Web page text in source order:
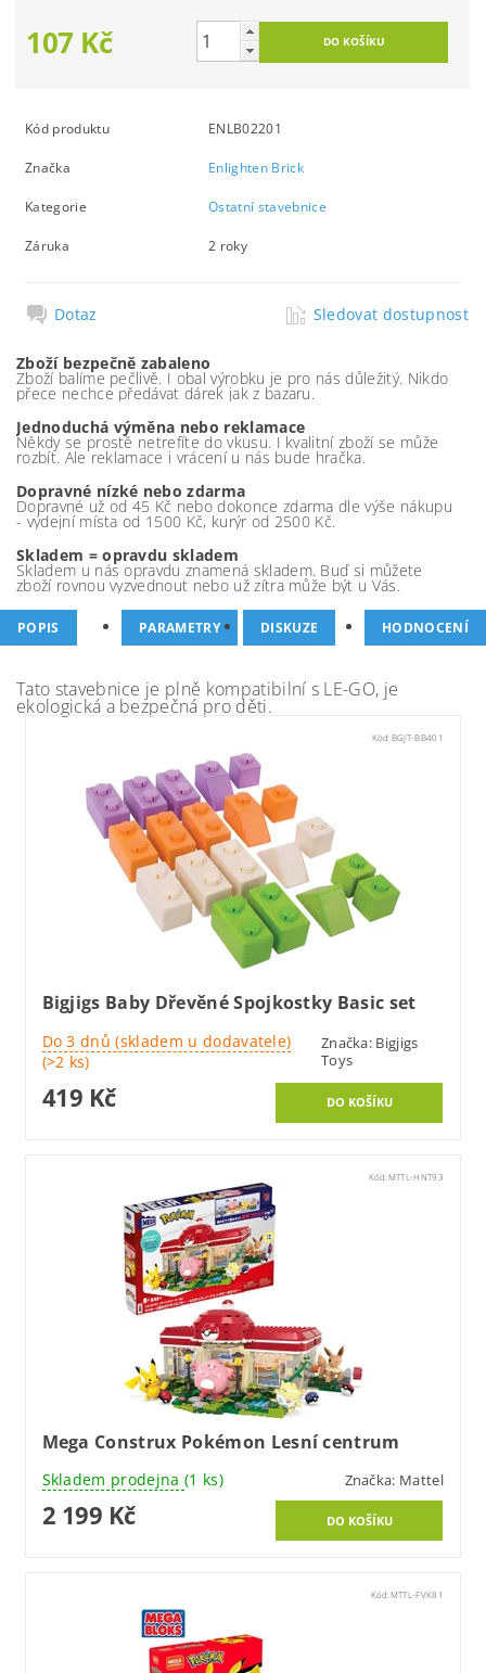
107 Kč
Kód produktu ENLB02201
Značka Enlighten Brick
Kategorie Ostatní stavebnice
Záruka 2 roky
Dotaz Sledovat dostupnost
Zboží bezpečně zabaleno
Zboží balíme pečlivě. I obal výrobku je pro nás důležitý. Nikdo
přece nechce předávat dárek jak z bazaru.
Jednoduchá výměna nebo reklamace
Někdy se prostě netrefíte do vkusu. I kvalitní zboží se může
rozbít. Ale reklamace i vrácení u nás bude hračka.
Dopravné nízké nebo zdarma
Dopravné už od 45 Kč nebo dokonce zdarma dle výše nákupu
- výdejní místa od 1500 Kč, kurýr od 2500 Kč.
Skladem = opravdu skladem
Skladem u nás opravdu znamená skladem. Buď si můžete
zboží rovnou vyzvednout nebo už zítra může být u Vás.
POPIS PARAMETRY DISKUZE HODNOCENÍ
Tato stavebnice je plně kompatibilní s LE-GO, je
ekologická a bezpečná pro děti.
Kód: BGJT-BB401
Bigjigs Baby Dřevěné Spojkostky Basic set
Do 3 dnů (skladem u dodavatele)
(>2 ks)
Značka: Bigjigs
Toys
419 Kč
Kód: MTTL-HNT93
Mega Construx Pokémon Lesní centrum
Skladem prodejna (1 ks) Značka: Mattel
2 199 Kč
Kód:MTTL-FVK81